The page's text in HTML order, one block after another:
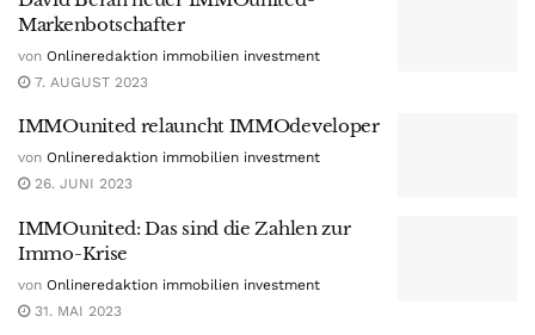
Markenbotschafter
von Onlineredaktion immobilien investment
7. AUGUST 2023
IMMOunited relauncht IMMOdeveloper
von Onlineredaktion immobilien investment
26. JUNI 2023
IMMOunited: Das sind die Zahlen zur
Immo-Krise
von Onlineredaktion immobilien investment
31. MAI 2023